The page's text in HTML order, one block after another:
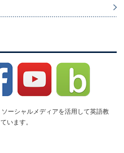
ーシャルメディアを活用して英語教
います。